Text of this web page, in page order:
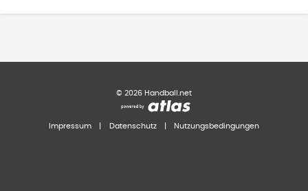
© 2026 Handball.net
Impressum Datenschutz Nutzungsbedingungen